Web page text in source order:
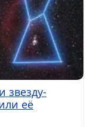
звезду-
её